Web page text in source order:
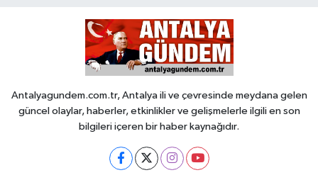
Antalyagundem.com.tr, Antalya ili ve çevresinde meydana gelen
güncel olaylar, haberler, etkinlikler ve gelişmelerle ilgili en son
bilgileri içeren bir haber kaynağıdır.